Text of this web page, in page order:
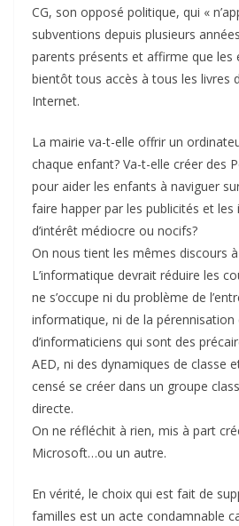
CG, son opposé politique, qui «
subventions depuis plusieurs
parents présents et affirme que les
bientôt tous accès à tous les livres
Internet.
La mairie va-t-elle offrir un
chaque enfant? Va-t-elle créer des
pour aider les enfants à naviguer
faire happer par les publicités et
d’intérêt médiocre ou nocifs?
On nous tient les mêmes discours
L’informatique devrait réduire les
ne s’occupe ni du problème de
informatique, ni de la pérennisation
d’informaticiens qui sont des
AED, ni des dynamiques de classe
censé se créer dans un groupe
directe.
On ne réfléchit à rien, mis à part
Microsoft…ou un autre.
En vérité, le choix qui est fait de
familles est un acte condamnable